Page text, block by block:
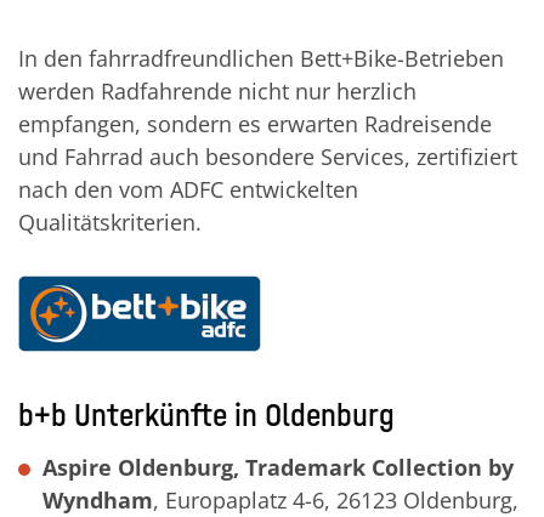
In den fahrradfreundlichen Bett+Bike-Betrieben
werden Radfahrende nicht nur herzlich
empfangen, sondern es erwarten Radreisende
und Fahrrad auch besondere Services, zertifiziert
nach den vom ADFC entwickelten
Qualitätskriterien.
b+b Unterkünfte in Oldenburg
Aspire Oldenburg, Trademark Collection by
Wyndham, Europaplatz 4-6, 26123 Oldenburg,